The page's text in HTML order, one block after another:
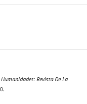
Humanidades: Revista De La